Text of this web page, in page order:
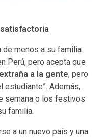
de menos a su familia
Perú, pero acepta que
a la gente, pero
estudiante”. Además,
semana o los festivos
familia.
a un nuevo país y una